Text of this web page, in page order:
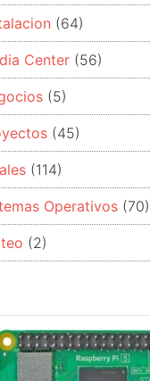
(64)
Center (56)
(5)
(45)
(114)
Operativos (70)
(2)